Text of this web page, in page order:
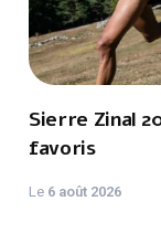
Sierre Zinal
favoris
Le 6 août 2026